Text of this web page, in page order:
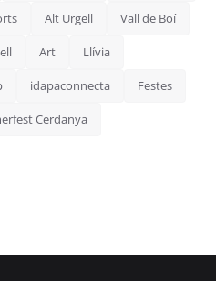
Alt Urgell Vall de Boí
Art Llívia
idapaconnecta Festes
Cerdanya